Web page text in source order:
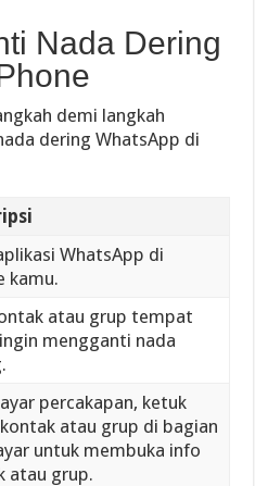
Nada Dering
demi langkah
dering WhatsApp di
WhatsApp di
kamu.
atau grup tempat
mengganti nada
percakapan, ketuk
atau grup di bagian
untuk membuka info
atau grup.